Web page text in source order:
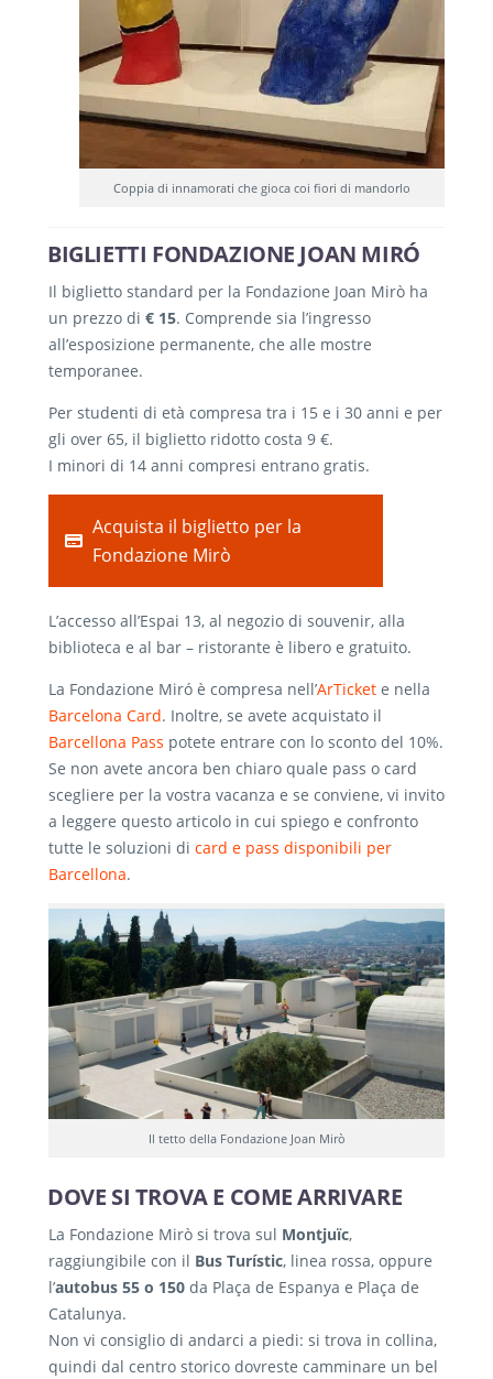
Coppia di innamorati che gioca coi fiori di mandorlo
BIGLIETTI FONDAZIONE JOAN MIRÓ
Il biglietto standard per la Fondazione Joan Mirò ha
un prezzo di € 15. Comprende sia l’ingresso
all’esposizione permanente, che alle mostre
temporanee.
Per studenti di età compresa tra i 15 e i 30 anni e per
gli over 65, il biglietto ridotto costa 9 €.
I minori di 14 anni compresi entrano gratis.
Acquista il biglietto per la
Fondazione Mirò
L’accesso all’Espai 13, al negozio di souvenir, alla
biblioteca e al bar – ristorante è libero e gratuito.
La Fondazione Miró è compresa nell’ArTicket e nella
Barcelona Card. Inoltre, se avete acquistato il
Barcellona Pass potete entrare con lo sconto del 10%.
Se non avete ancora ben chiaro quale pass o card
scegliere per la vostra vacanza e se conviene, vi invito
a leggere questo articolo in cui spiego e confronto
tutte le soluzioni di card e pass disponibili per
Barcellona.
Il tetto della Fondazione Joan Mirò
DOVE SI TROVA E COME ARRIVARE
La Fondazione Mirò si trova sul Montjuïc,
raggiungibile con il Bus Turístic, linea rossa, oppure
l’autobus 55 o 150 da Plaça de Espanya e Plaça de
Catalunya.
Non vi consiglio di andarci a piedi: si trova in collina,
quindi dal centro storico dovreste camminare un bel